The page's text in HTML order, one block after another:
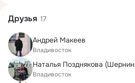
Друзья 17
Андрей Макеев
Владивосток
Наталья Позднякова
Владивосток